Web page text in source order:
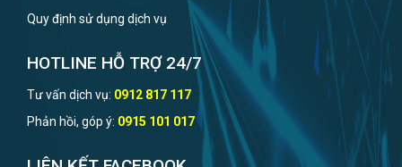
Quy định sử dụng dịch vụ
HOTLINE HỖ TRỢ 24/7
Tư vấn dịch vụ: 0912 817 117
Phản hồi, góp ý: 0915 101 017